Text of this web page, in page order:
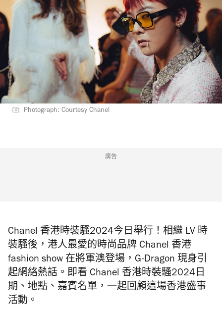
Photograph: Courtesy Chanel
廣告
Chanel 香港時裝騷2024今日舉行！相繼 LV 時
裝騷後，港人最愛的時尚品牌 Chanel 香港
fashion show 在將軍澳登場，G-Dragon 現身引
起網絡熱話。即看 Chanel 香港時裝騷2024日
期、地點、嘉賓名單，一起回顧這場香港盛事
活動。